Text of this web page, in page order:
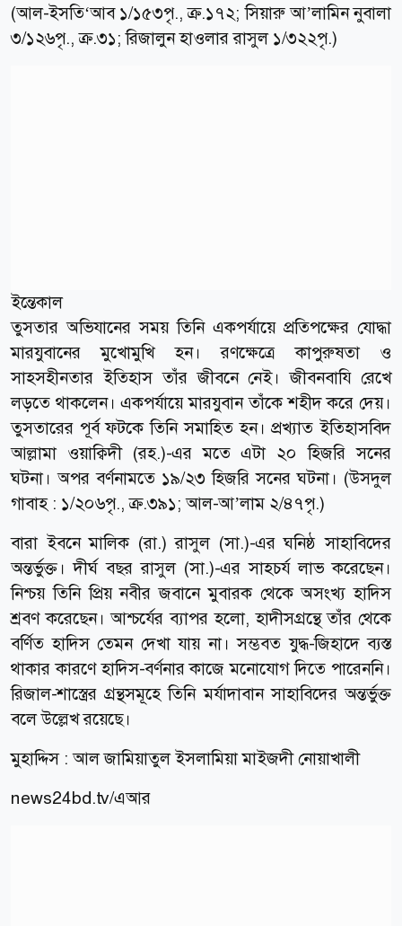
(আল-ইসতি‘আব ১/১৫৩পৃ., ক্র.১৭২; সিয়ারু আ’লামিন নুবালা
৩/১২৬পৃ., ক্র.৩১; রিজালুন হাওলার রাসুল ১/৩২২পৃ.)
ইন্তেকাল
তুসতার অভিযানের সময় তিনি একপর্যায়ে প্রতিপক্ষের যোদ্ধা
মারযুবানের মুখোমুখি হন। রণক্ষেত্রে কাপুরুষতা ও
সাহসহীনতার ইতিহাস তাঁর জীবনে নেই। জীবনবাযি রেখে
লড়তে থাকলেন। একপর্যায়ে মারযুবান তাঁকে শহীদ করে দেয়।
তুসতারের পূর্ব ফটকে তিনি সমাহিত হন। প্রখ্যাত ইতিহাসবিদ
আল্লামা ওয়াক্বিদী (রহ.)-এর মতে এটা ২০ হিজরি সনের
ঘটনা। অপর বর্ণনামতে ১৯/২৩ হিজরি সনের ঘটনা। (উসদুল
গাবাহ : ১/২০৬পৃ., ক্র.৩৯১; আল-আ’লাম ২/৪৭পৃ.)
বারা ইবনে মালিক (রা.) রাসুল (সা.)-এর ঘনিষ্ঠ সাহাবিদের
অন্তর্ভুক্ত। দীর্ঘ বছর রাসুল (সা.)-এর সাহচর্য লাভ করেছেন।
নিশ্চয় তিনি প্রিয় নবীর জবানে মুবারক থেকে অসংখ্য হাদিস
শ্রবণ করেছেন। আশ্চর্যের ব্যাপর হলো, হাদীসগ্রন্থে তাঁর থেকে
বর্ণিত হাদিস তেমন দেখা যায় না। সম্ভবত যুদ্ধ-জিহাদে ব্যস্ত
থাকার কারণে হাদিস-বর্ণনার কাজে মনোযোগ দিতে পারেননি।
রিজাল-শাস্ত্রের গ্রন্থসমূহে তিনি মর্যাদাবান সাহাবিদের অন্তর্ভুক্ত
বলে উল্লেখ রয়েছে।
মুহাদ্দিস : আল জামিয়াতুল ইসলামিয়া মাইজদী নোয়াখালী
news24bd.tv/এআর